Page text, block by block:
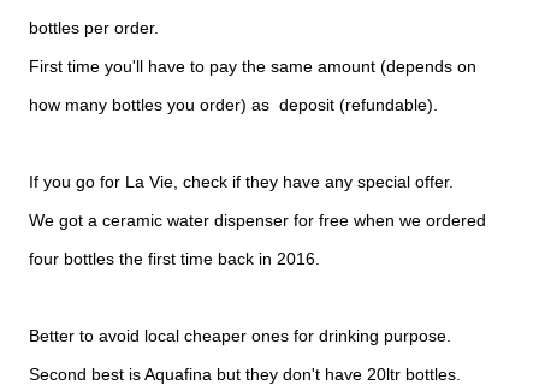
bottles per order.
First time you'll have to pay the same amount (depends on
how many bottles you order) as deposit (refundable).
If you go for La Vie, check if they have any special offer.
We got a ceramic water dispenser for free when we ordered
four bottles the first time back in 2016.
Better to avoid local cheaper ones for drinking purpose.
Second best is Aquafina but they don't have 20ltr bottles.